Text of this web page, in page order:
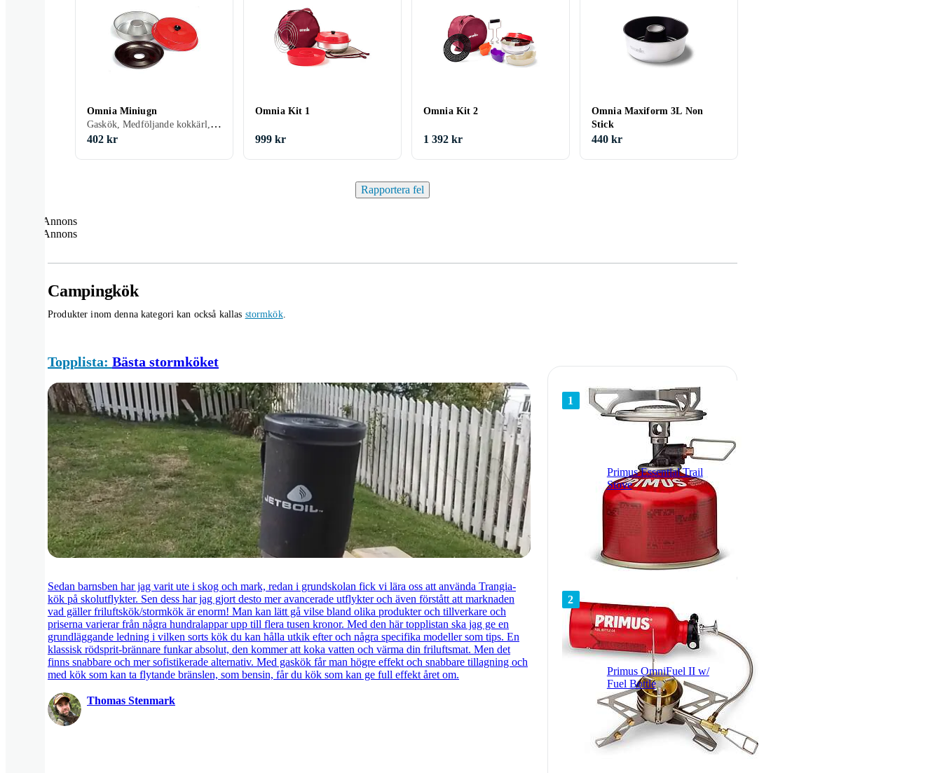
Omnia Miniugn
Gaskök, Medföljande kokkärl, 5000 g
402 kr
Omnia Kit 1
999 kr
Omnia Kit 2
1 392 kr
Omnia Maxiform 3L Non
Stick
440 kr
Rapportera fel
Annons
Annons
Campingkök
Produkter inom denna kategori kan också kallas stormkök.
Topplista: Bästa stormköket
Sedan barnsben har jag varit ute i skog och mark, redan i grundskolan fick vi lära oss att använda Trangia-
kök på skolutflykter. Sen dess har jag gjort desto mer avancerade utflykter och även förstått att marknaden
vad gäller friluftskök/stormkök är enorm! Man kan lätt gå vilse bland olika produkter och tillverkare och
priserna varierar från några hundralappar upp till flera tusen kronor. Med den här topplistan ska jag ge en
grundläggande ledning i vilken sorts kök du kan hålla utkik efter och några specifika modeller som tips. En
klassisk rödsprit-brännare funkar absolut, den kommer att koka vatten och värma din friluftsmat. Men det
finns snabbare och mer sofistikerade alternativ. Med gaskök får man högre effekt och snabbare tillagning och
med kök som kan ta flytande bränslen, som bensin, får du kök som kan ge full effekt året om.
Thomas Stenmark
1
Primus Essential Trail
Stove
2
Primus OmniFuel II w/
Fuel Bottle